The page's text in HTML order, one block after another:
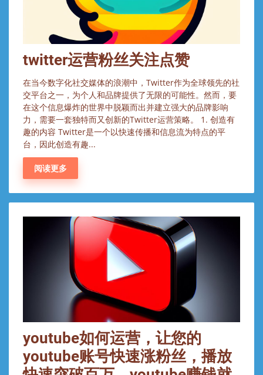
twitter运营粉丝关注点赞
在当今数字化社交媒体的浪潮中，Twitter作为全球领先的社
交平台之一，为个人和品牌提供了无限的可能性。然而，要
在这个信息爆炸的世界中脱颖而出并建立强大的品牌影响
力，需要一套独特而又创新的Twitter运营策略。 1. 创造有
趣的内容 Twitter是一个以快速传播和信息流为特点的平
台，因此创造有趣...
阅读更多
youtube如何运营，让您的
youtube账号快速涨粉丝，播放